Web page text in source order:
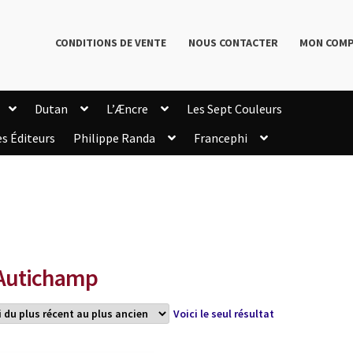
CONDITIONS DE VENTE NOUS CONTACTER MON
Dutan L’Æncre
Les Sept Couleurs
Éditeurs Philippe Randa
Francephi
Voici le seul résultat